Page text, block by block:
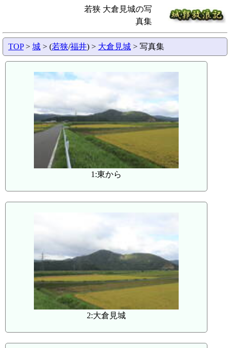
若狭 大倉見城の写
真集
TOP> 城 > (若狭/福井) > 大倉見城 > 写真集
1:東から
2:大倉見城